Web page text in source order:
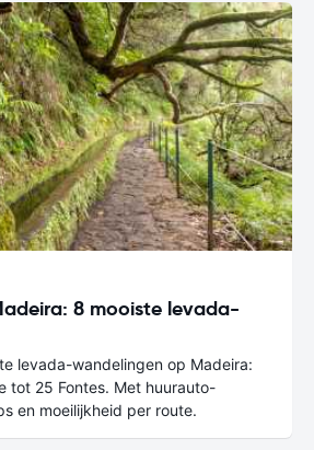
8 mooiste levada-
levada-wandelingen op Madeira:
tot 25 Fontes. Met huurauto-
en moeilijkheid per route.